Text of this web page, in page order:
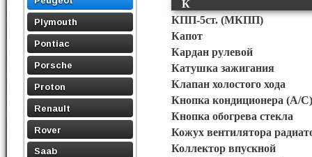
Plymouth
Pontiac
Porsche
Proton
Renault
Rover
Saab
К
КПП-5ст. (МКПП)
Капот
Кардан рулевой
Катушка зажигания
Клапан холостого хода
Кнопка кондиционера (A/C)
Кнопка обогрева стекла
Кожух вентилятора
Коллектор впускной